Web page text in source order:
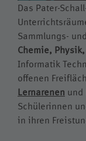
Das Pater-
Sammlungs-
Chemie,
Informatik
offenen
Lernarenen
Schülerinnen
in ihren